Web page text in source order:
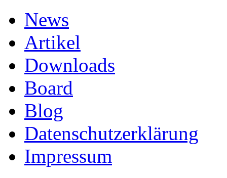
News
Artikel
Downloads
Board
Blog
Datenschutzerklärung
Impressum